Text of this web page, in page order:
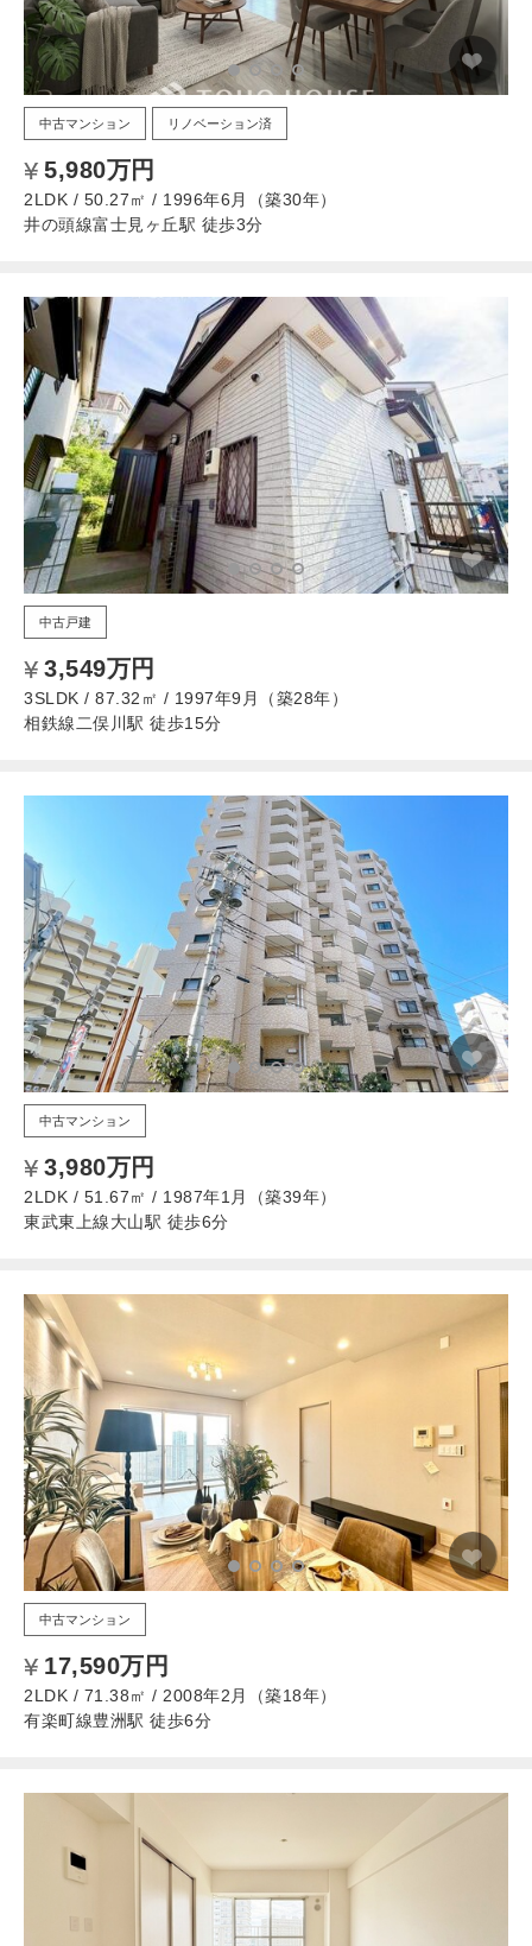
中古マンション リノベーション済
5,980万円
2LDK / 50.27㎡ / 1996年6月（築30年）
井の頭線富士見ヶ丘駅 徒歩3分
中古戸建
3,549万円
3SLDK / 87.32㎡ / 1997年9月（築28年）
相鉄線二俣川駅 徒歩15分
中古マンション
3,980万円
2LDK / 51.67㎡ / 1987年1月（築39年）
東武東上線大山駅 徒歩6分
中古マンション
17,590万円
2LDK / 71.38㎡ / 2008年2月（築18年）
有楽町線豊洲駅 徒歩6分